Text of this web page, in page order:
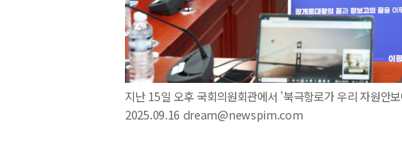
지난 15일 오후 국회의원회관에서 '북극항로가 우리 자원안
2025.09.16 dream@newspim.com